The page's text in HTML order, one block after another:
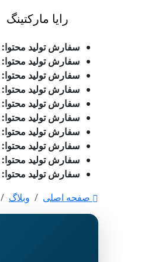
رایا مارکتینگ
سفارش تولید محتوا:
سفارش تولید محتوا:
سفارش تولید محتوا:
سفارش تولید محتوا:
سفارش تولید محتوا:
سفارش تولید محتوا:
سفارش تولید محتوا:
سفارش تولید محتوا:
سفارش تولید محتوا:
سفارش تولید محتوا:
صفحه اصلی
وبلاگ